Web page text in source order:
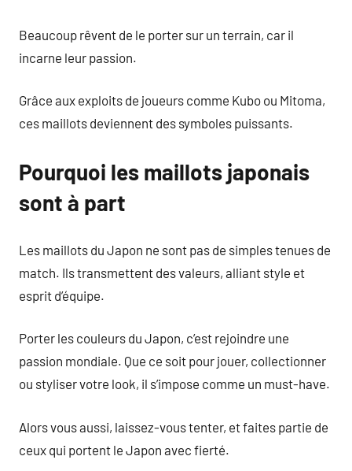
Beaucoup rêvent de le porter sur un terrain, car il
incarne leur passion.
Grâce aux exploits de joueurs comme Kubo ou Mitoma,
ces maillots deviennent des symboles puissants.
Pourquoi les maillots japonais
sont à part
Les maillots du Japon ne sont pas de simples tenues de
match. Ils transmettent des valeurs, alliant style et
esprit d’équipe.
Porter les couleurs du Japon, c’est rejoindre une
passion mondiale. Que ce soit pour jouer, collectionner
ou styliser votre look, il s’impose comme un must-have.
Alors vous aussi, laissez-vous tenter, et faites partie de
ceux qui portent le Japon avec fierté.